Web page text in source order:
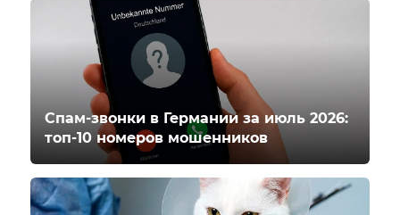
Спам-звонки в Германии за июль 2026:
топ-10 номеров мошенников